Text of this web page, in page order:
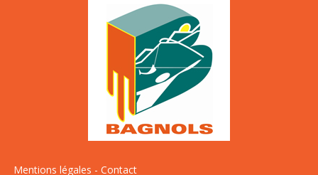
Mentions légales - Contact